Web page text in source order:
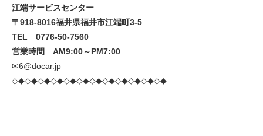
江端サービスセンター
〒918-8016福井県福井市江端町3-5
TEL 0776-50-7560
営業時間 AM9:00～PM7:00
✉6@docar.jp
◇◆◇◆◇◆◇◆◇◆◇◆◇◆◇◆◇◆◇◆◇◆◇◆